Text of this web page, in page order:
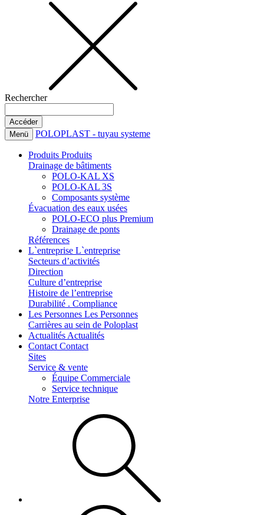
Rechercher
Menü POLOPLAST - tuyau systeme
Produits Produits
Drainage de bâtiments
POLO-KAL XS
POLO-KAL 3S
Composants système
Évacuation des eaux usées
POLO-ECO plus Premium
Drainage de ponts
Références
L`entreprise L`entreprise
Secteurs d’activités
Direction
Culture d’entreprise
Histoire de l’entreprise
Durabilité . Compliance
Les Personnes Les Personnes
Carrières au sein de Poloplast
Actualités Actualités
Contact Contact
Sites
Service & vente
Équipe Commerciale
Service technique
Notre Enterprise